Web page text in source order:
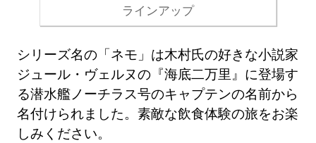
ラインアップ
シリーズ名の「ネモ」は木村氏の好きな小説家
ジュール・ヴェルヌの『海底二万里』に登場す
る潜水艦ノーチラス号のキャプテンの名前から
名付けられました。素敵な飲食体験の旅をお楽
しみください。